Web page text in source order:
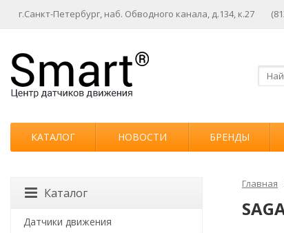
г.Санкт-Петербург, наб. Обводного канала, д.134, к.27
КАТАЛОГ НОВОСТИ БРЕНДЫ
Главная
Каталог
Датчики движения